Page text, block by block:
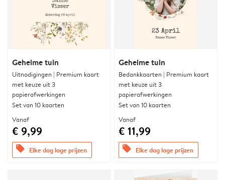
Geheime tuin
Uitnodigingen | Premium kaart
met keuze uit 3
papierafwerkingen
Set van 10 kaarten
Vanaf
€ 9,99
offers Elke dag lage prijzen
Geheime tuin
Bedankkaarten | Premium kaart
met keuze uit 3
papierafwerkingen
Set van 10 kaarten
Vanaf
€ 11,99
offers Elke dag lage prijzen